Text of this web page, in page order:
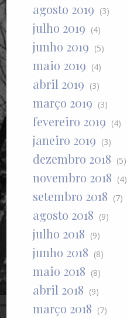
agosto 2019 (3)
julho 2019 (4)
junho 2019 (5)
maio 2019 (4)
abril 2019 (3)
março 2019 (3)
fevereiro 2019 (4)
janeiro 2019 (3)
dezembro 2018 (5)
novembro 2018 (4)
setembro 2018 (7)
agosto 2018 (9)
julho 2018 (9)
junho 2018 (8)
maio 2018 (8)
abril 2018 (9)
março 2018 (7)